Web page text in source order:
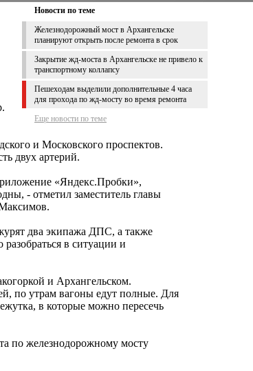
Новости по теме
Железнодорожный мост в Архангельске
планируют открыть после ремонта в срок
Закрытие жд-моста в Архангельске не привело к
транспортному коллапсу
Пешеходам выделили дополнительные 4 часа
для прохода по жд-мосту во время ремонта
Еще новости по теме
и Московского проспектов.
двух артерий.
«Яндекс.Пробки»,
- отметил заместитель главы
два экипажа ДПС, а также
в ситуации и
и Архангельском.
по утрам вагоны едут полные. Для
в которые можно пересечь
по железнодорожному мосту